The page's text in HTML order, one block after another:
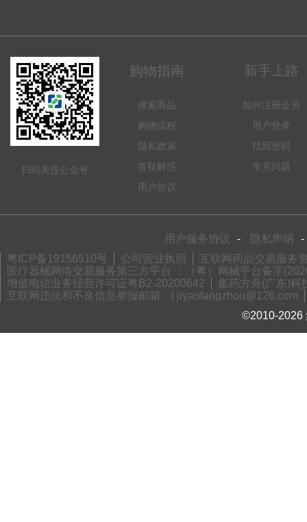
扫码关注公众号
购物指南
搜索商品
购物流程
隐私政策
答疑解惑
用户协议
新手上路
如何注册会员
用户登录
找回密码
常见问题
用户服务协议 - 隐私声明
-
粤ICP备19156510号
公司营业执照
互联网药品交易服务
医疗器械网络交易服务第三方平台 ：（粤）网械平台备字
增值电信业务经营许可证粤B2-20200642
集药方舟(广东)科
互联网违法和不良信息举报邮箱：| jiyaofangzhou@126.com
©2010-2026